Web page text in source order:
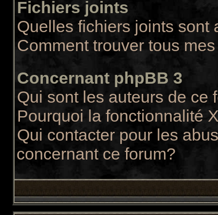
Fichiers joints
Quelles fichiers joints sont
Comment trouver tous
Concernant phpBB 3
Qui sont les auteurs de ce
Pourquoi la fonctionnalité
Qui contacter pour les
concernant ce forum?